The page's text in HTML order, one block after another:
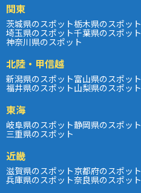
関東
茨城県のスポット栃木県のスポット
埼玉県のスポット千葉県のスポット
神奈川県のスポット
北陸・甲信越
新潟県のスポット富山県のスポット
福井県のスポット山梨県のスポット
東海
岐阜県のスポット静岡県のスポット
三重県のスポット
近畿
滋賀県のスポット京都府のスポット
兵庫県のスポット奈良県のスポット